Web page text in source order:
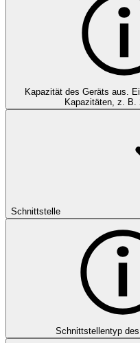
Kapazität des Geräts aus.
Schnittstelle
Schnittstellentyp